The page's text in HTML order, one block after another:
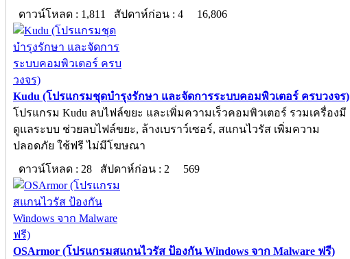
ดาวน์โหลด : 1,811 สัปดาห์ก่อน : 4
16,806
Kudu (โปรแกรมชุดบำรุงรักษา และจัดการระบบคอมพิวเตอร์ ครบวงจร)
โปรแกรม Kudu ลบไฟล์ขยะ และเพิ่มความเร็วคอมพิวเตอร์ รวมเครื่องมี
ดูแลระบบ ช่วยลบไฟล์ขยะ, ล้างเบราว์เซอร์, สแกนไวรัส เพิ่มความ
ปลอดภัย ใช้ฟรี ไม่มีโฆษณา
ดาวน์โหลด : 28 สัปดาห์ก่อน : 2
569
OSArmor (โปรแกรมสแกนไวรัส ป้องกัน Windows จาก Malware ฟรี)